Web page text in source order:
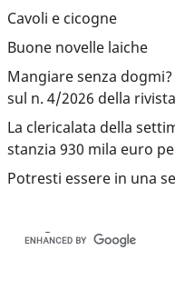
Cavoli e cicogne
Buone novelle laiche
Mangiare senza
sul n. 4/2026 della
La clericalata della
stanzia 930 mila euro
Potresti essere in una